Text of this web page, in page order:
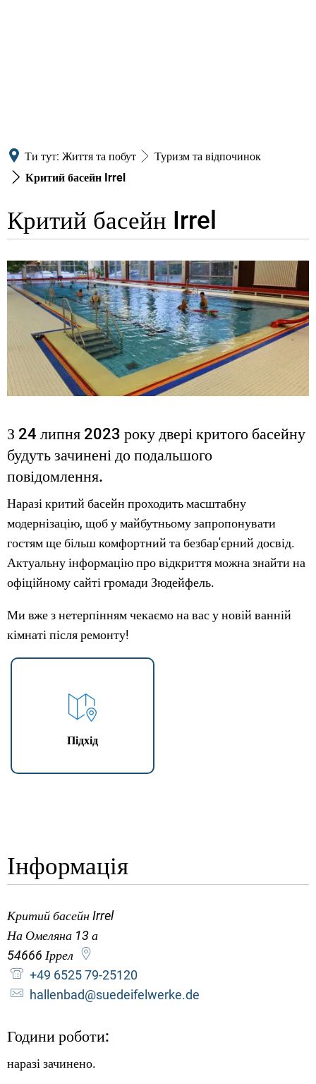
Ти тут: Життя та побут
Туризм та відпочинок
Критий басейн Irrel
Критий
басейн
Irrel
Критий басейн Irrel
З 24 липня 2023 року двері критого басейну
будуть зачинені до подальшого
повідомлення.
Наразі критий басейн проходить масштабну
модернізацію, щоб у майбутньому запропонувати
гостям ще більш комфортний та безбар'єрний досвід.
Актуальну інформацію про відкриття можна знайти на
офіційному сайті громади Зюдейфель.
Ми вже з нетерпінням чекаємо на вас у новій ванній
кімнаті після ремонту!
Підхід
Інформація
Критий басейн Irrel
На Омеляна 13 а
54666 Іррел
+49 6525 79-25120
hallenbad@suedeifelwerke.de
Години роботи:
наразі зачинено.